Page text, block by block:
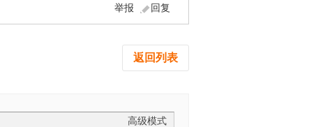
回复
举报
返回列表
高级模式